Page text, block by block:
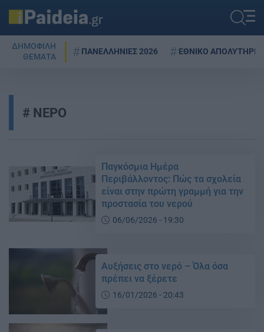
ΔΗΜΟΦΙΛΗ
ΘΕΜΑΤΑ
ΠΑΝΕΛΛΗΝΙΕΣ 2026 ΕΘΝΙΚΟ ΑΠΟΛΥΤΗΡΙΟ
ΝΕΡΟ
Παγκόσμια Ημέρα
Περιβάλλοντος: Πώς τα σχολεία
είναι στην πρώτη γραμμή για την
προστασία του νερού
06/06/2026 - 19:30
Αυξήσεις στο νερό – Όλα όσα
πρέπει να ξέρετε
16/01/2026 - 20:43